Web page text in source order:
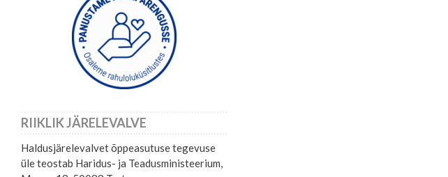
RIIKLIK JÄRELEVALVE
Haldusjärelevalvet õppeasutuse tegevuse
üle teostab Haridus- ja Teadusministeerium,